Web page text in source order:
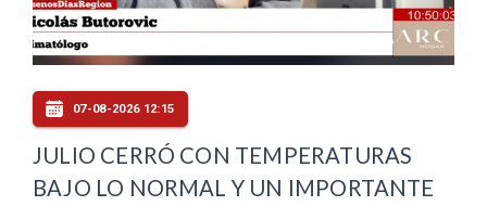
07-08-2026 12:15
JULIO CERRÓ CON TEMPERATURAS
BAJO LO NORMAL Y UN IMPORTANTE